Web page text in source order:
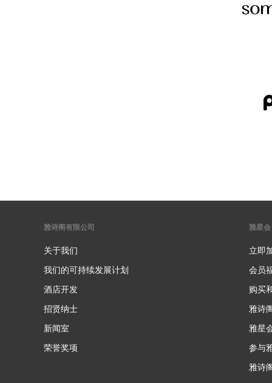
雅诗阁有限公司
关于我们
我们的可持续发展计划
酒店开发
招贤纳士
新闻室
荣誉奖项
雅星会
立即
会员
购买
雅诗
雅星
参与
雅诗